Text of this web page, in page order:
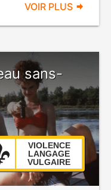
VOIR PLUS
sans-
VIOLENCE
LANGAGE
VULGAIRE